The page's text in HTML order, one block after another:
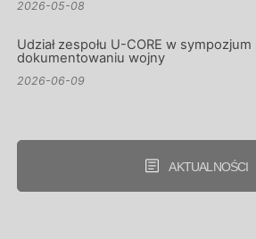
2026-06-09
AKTUALNOŚCI